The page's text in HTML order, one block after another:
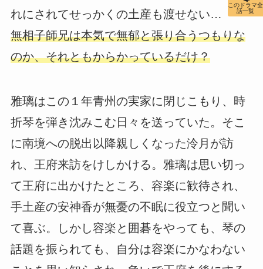
れにされてせっかくの土産も渡せない…
無相子師兄は本気で無郁と張り合うつもりな
のか、それともからかっているだけ？
雅璃はこの１年青州の実家に閉じこもり、時
折琴を弾き沈みこむ日々を送っていた。そこ
に南境への脱出以降親しくなった泠月が訪
れ、王府来訪をけしかける。雅璃は思い切っ
て王府に出かけたところ、容楽に歓待され、
手土産の安神香が無憂の不眠に役立つと聞い
て喜ぶ。しかし容楽と囲碁をやっても、琴の
話題を振られても、自分は容楽にかなわない
このドラマ全
話一覧